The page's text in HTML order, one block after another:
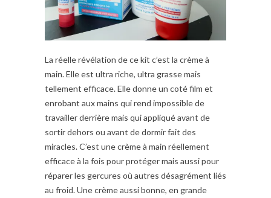
La réelle révélation de ce kit c’est la crème à
main. Elle est ultra riche, ultra grasse mais
tellement efficace. Elle donne un coté film et
enrobant aux mains qui rend impossible de
travailler derrière mais qui appliqué avant de
sortir dehors ou avant de dormir fait des
miracles. C’est une crème à main réellement
efficace à la fois pour protéger mais aussi pour
réparer les gercures où autres désagrément liés
au froid. Une crème aussi bonne, en grande